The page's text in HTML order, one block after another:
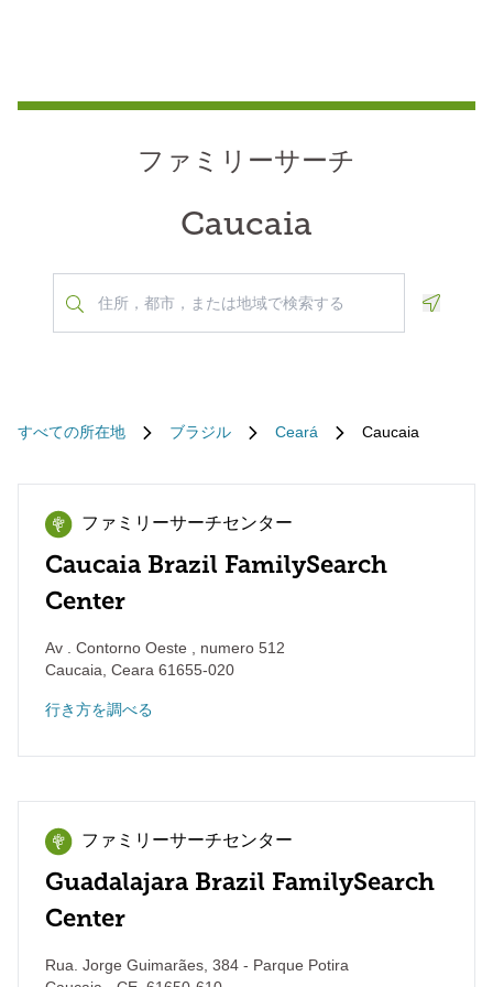
ファミリーサーチ
Caucaia
すべての所在地 ブラジル Ceará Caucaia
ファミリーサーチセンター
Caucaia Brazil FamilySearch
Center
Av . Contorno Oeste , numero 512
Caucaia Ceara 61655-020
行き方を調べる
ファミリーサーチセンター
Guadalajara Brazil FamilySearch
Center
Rua. Jorge Guimarães, 384 - Parque Potira